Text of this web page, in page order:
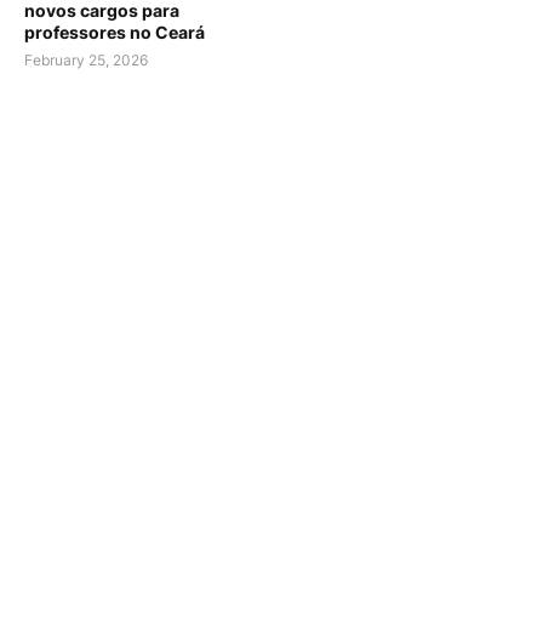
novos cargos para
professores no Ceará
February 25, 2026